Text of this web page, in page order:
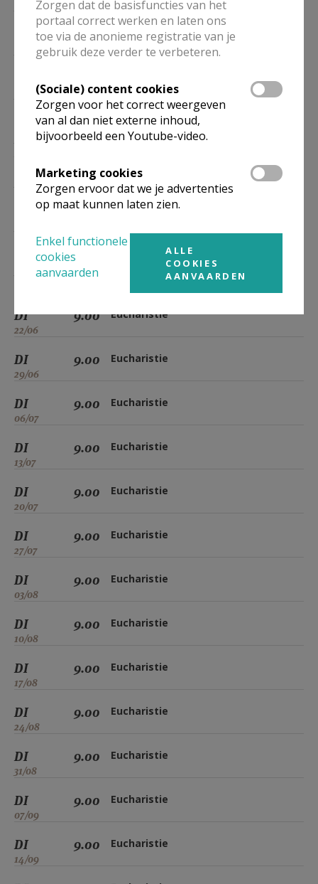
04/05
9.00 Eucharistie
9.00 Eucharistie
18/05
9.00 Eucharistie
9.00 Eucharistie
9.00 Eucharistie
08/06
9.00 Eucharistie
DI
22/06
9.00 Eucharistie
DI
29/06
9.00 Eucharistie
DI
06/07
9.00 Eucharistie
DI
13/07
9.00 Eucharistie
DI
20/07
9.00 Eucharistie
DI
27/07
9.00 Eucharistie
DI
03/08
9.00 Eucharistie
DI
10/08
9.00 Eucharistie
DI
17/08
9.00 Eucharistie
DI
24/08
9.00 Eucharistie
DI
31/08
9.00 Eucharistie
DI
07/09
9.00 Eucharistie
DI
14/09
9.00 Eucharistie
Zorgen dat de basisfuncties van het
portaal correct werken en laten ons
toe via de anonieme registratie van je
gebruik deze verder te verbeteren.
(Sociale) content cookies
Zorgen voor het correct weergeven
van al dan niet externe inhoud,
bijvoorbeeld een Youtube-video.
Marketing cookies
Zorgen ervoor dat we je advertenties
op maat kunnen laten zien.
Enkel functionele
cookies
aanvaarden
ALLE
COOKIES
AANVAARDEN